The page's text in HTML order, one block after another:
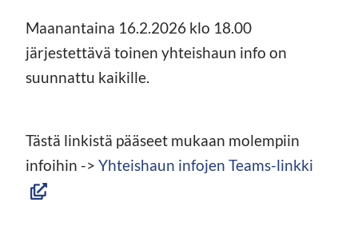
Maanantaina 16.2.2026 klo 18.00
järjestettävä toinen yhteishaun info on
suunnattu kaikille.
Tästä linkistä pääseet mukaan molempiin
infoihin -> Yhteishaun infojen Teams-linkki